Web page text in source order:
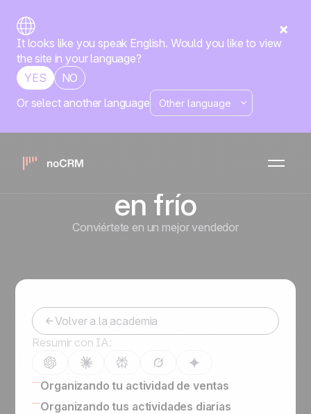
It looks like you speak English. Would you like to view
the site in your language?
YES
NO
Or select another language
Cómo crear un
script de ventas
para llamadas
en frío
Conviértete en un mejor vendedor
Volver a la academia
Resumir con IA:
Organizando tu actividad de ventas
¿Cómo organizar listas de prospectos, de
Organizando tus actividades diarias